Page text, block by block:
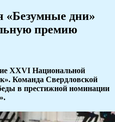
«Безумные дни»
премию
XXVI Национальной
Команда Свердловской
в престижной номинации